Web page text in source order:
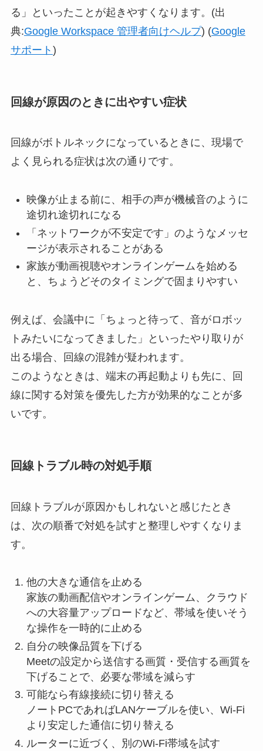
る」といったことが起きやすくなります。(出
典:Google Workspace 管理者向けヘルプ) (Google
サポート )
回線が原因のときに出やすい症状
回線がボトルネックになっているときに、現場で
よく見られる症状は次の通りです。
映像が止まる前に、相手の声が機械音のように
途切れ途切れになる
「ネットワークが不安定です」のようなメッセ
ージが表示されることがある
家族が動画視聴やオンラインゲームを始める
と、ちょうどそのタイミングで固まりやすい
例えば、会議中に「ちょっと待って、音がロボッ
トみたいになってきました」といったやり取りが
出る場合、回線の混雑が疑われます。
このようなときは、端末の再起動よりも先に、回
線に関する対策を優先した方が効果的なことが多
いです。
回線トラブル時の対処手順
回線トラブルが原因かもしれないと感じたとき
は、次の順番で対処を試すと整理しやすくなりま
す。
他の大きな通信を止める
家族の動画配信やオンラインゲーム、クラウド
への大容量アップロードなど、帯域を使いそう
な操作を一時的に止める
自分の映像品質を下げる
Meetの設定から送信する画質・受信する画質を
下げることで、必要な帯域を減らす
可能なら有線接続に切り替える
ノートPCであればLANケーブルを使い、Wi-Fi
より安定した通信に切り替える
ルーターに近づく、別のWi-Fi帯域を試す